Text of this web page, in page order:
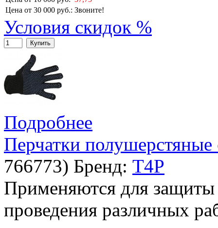
Цена от 30 000 руб.: Звоните!
Условия скидок %
Купить
Подробнее
Перчатки
766773) Бренд: T4P
Применяются для защиты
проведения различных